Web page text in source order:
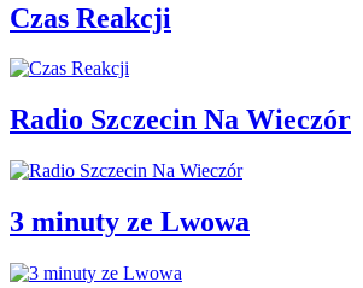
Czas Reakcji
Radio Szczecin Na Wieczór
3 minuty ze Lwowa